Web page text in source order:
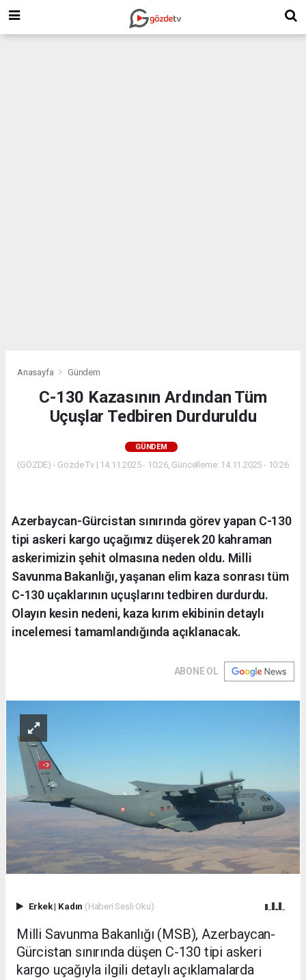
Anasayfa Gündem
C-130 Kazasının Ardından Tüm
Uçuşlar Tedbiren Durduruldu
GÜNDEM
(GÖZDE) - Gözde Tv | 14.11.2025 - 10:26, Güncelleme: 14.11.2025 - 10:26
Azerbaycan-Gürcistan sınırında görev yapan C-130
tipi askeri kargo uçağımız düşerek 20 kahraman
askerimizin şehit olmasına neden oldu. Milli
Savunma Bakanlığı, yaşanan elim kaza sonrası tüm
C-130 uçaklarının uçuşlarını tedbiren durdurdu.
Olayın kesin nedeni, kaza kırım ekibinin detaylı
incelemesi tamamlandığında açıklanacak.
ABONE OL
Erkek| Kadın (Haberi Sesli Oku)
Milli Savunma Bakanlığı (MSB), Azerbaycan-
Gürcistan sınırında düşen C-130 tipi askeri
kargo uçağıyla ilgili detaylı açıklamalarda